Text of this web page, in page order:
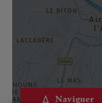
Naviguer